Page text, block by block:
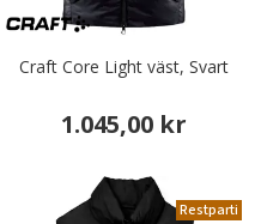
Craft Core Light väst, Svart
1.045,00 kr
Restparti